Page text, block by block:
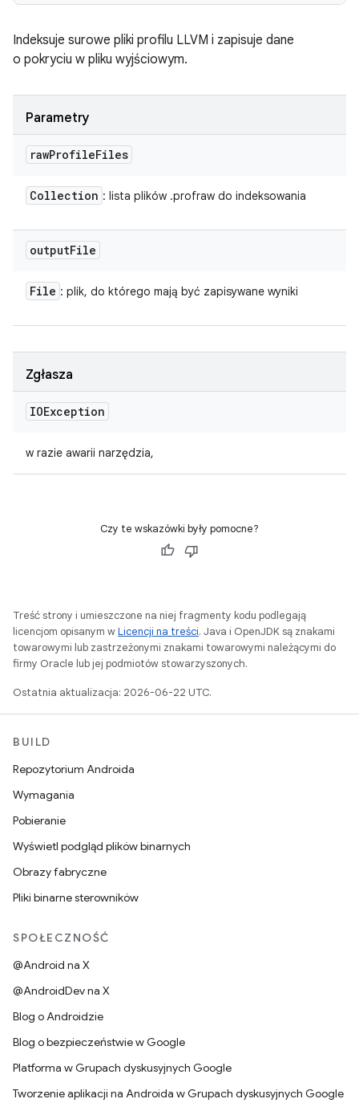
Indeksuje surowe pliki profilu LLVM i zapisuje dane
o pokryciu w pliku wyjściowym.
Parametry
rawProfileFiles
Collection : lista plików .profraw do indeksowania
outputFile
File : plik, do którego mają być zapisywane wyniki
Zgłasza
IOException
w razie awarii narzędzia,
Czy te wskazówki były pomocne?
Treść strony i umieszczone na niej fragmenty kodu podlegają
licencjom opisanym wLicencji na treści. Java i OpenJDK są znakami
towarowymi lub zastrzeżonymi znakami towarowymi należącymi do
firmy Oracle lub jej podmiotów stowarzyszonych.
Ostatnia aktualizacja: 2026-06-22 UTC.
BUILD
Repozytorium Androida
Wymagania
Pobieranie
Wyświetl podgląd plików binarnych
Obrazy fabryczne
Pliki binarne sterowników
SPOŁECZNOŚĆ
@Android na X
@AndroidDev na X
Blog o Androidzie
Blog o bezpieczeństwie w Google
Platforma w Grupach dyskusyjnych Google
Tworzenie aplikacji na Androida w Grupach dyskusyjnych Google